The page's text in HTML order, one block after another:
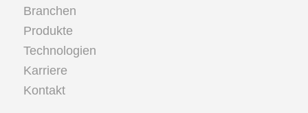
Branchen
Produkte
Technologien
Karriere
Kontakt